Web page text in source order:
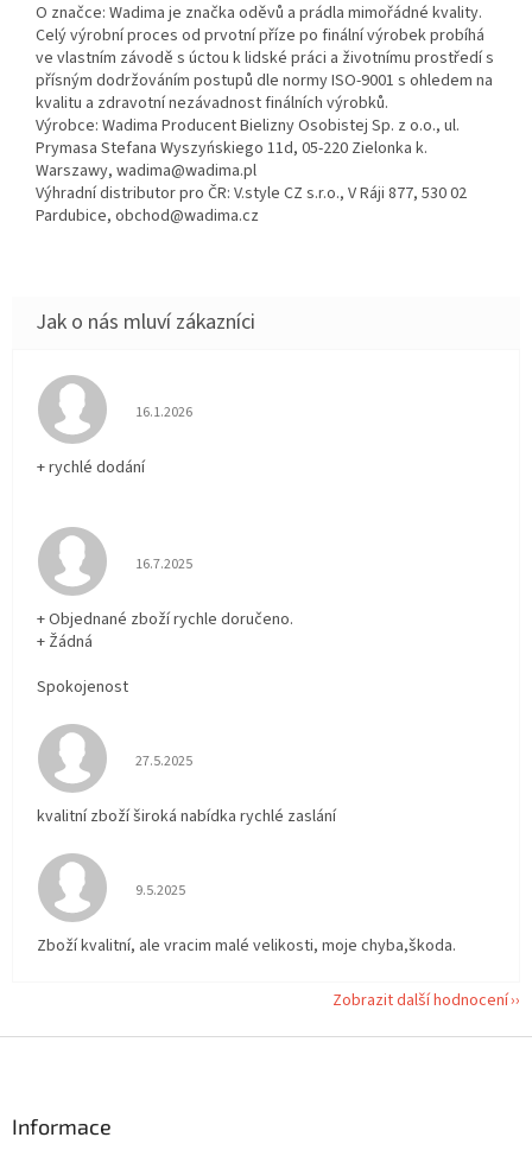
O značce: Wadima je značka oděvů a prádla mimořádné kvality.
Celý výrobní proces od prvotní příze po finální výrobek probíhá
ve vlastním závodě s úctou k lidské práci a životnímu prostředí s
přísným dodržováním postupů dle normy ISO-9001 s ohledem na
kvalitu a zdravotní nezávadnost finálních výrobků.
Výrobce: Wadima Producent Bielizny Osobistej Sp. z o.o., ul.
Prymasa Stefana Wyszyńskiego 11d, 05-220 Zielonka k.
Warszawy, wadima@wadima.pl
Výhradní distributor pro ČR: V.style CZ s.r.o., V Ráji 877, 530 02
Pardubice, obchod@wadima.cz
Hodnocení obchodu je 5 z 5 hvězdiček.
16.1.2026
+ rychlé dodání
Hodnocení obchodu je 5 z 5 hvězdiček.
16.7.2025
+ Objednané zboží rychle doručeno.
+ Žádná
Spokojenost
Hodnocení obchodu je 5 z 5 hvězdiček.
27.5.2025
kvalitní zboží široká nabídka rychlé zaslání
Hodnocení obchodu je 5 z 5 hvězdiček.
9.5.2025
Zboží kvalitní, ale vracim malé velikosti, moje chyba,škoda.
Zobrazit další hodnocení
Informace